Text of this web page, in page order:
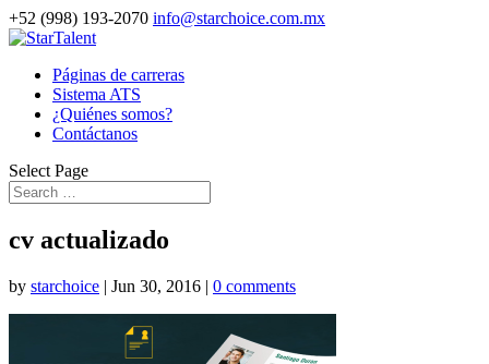
+52 (998) 193-2070 info@starchoice.com.mx
Páginas de carreras
Sistema ATS
¿Quiénes somos?
Contáctanos
Select Page
cv actualizado
by starchoice | Jun 30, 2016 | 0 comments